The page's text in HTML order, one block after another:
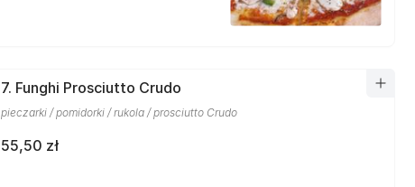
7. Funghi Prosciutto Crudo
pieczarki / pomidorki / rukola / prosciutto Crudo
55,50 zł